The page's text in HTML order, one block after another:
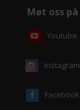
Møt oss på
Youtube
Instagram
Facebook